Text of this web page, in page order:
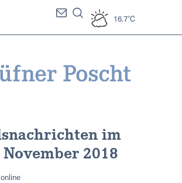
16.7°C
im
2018